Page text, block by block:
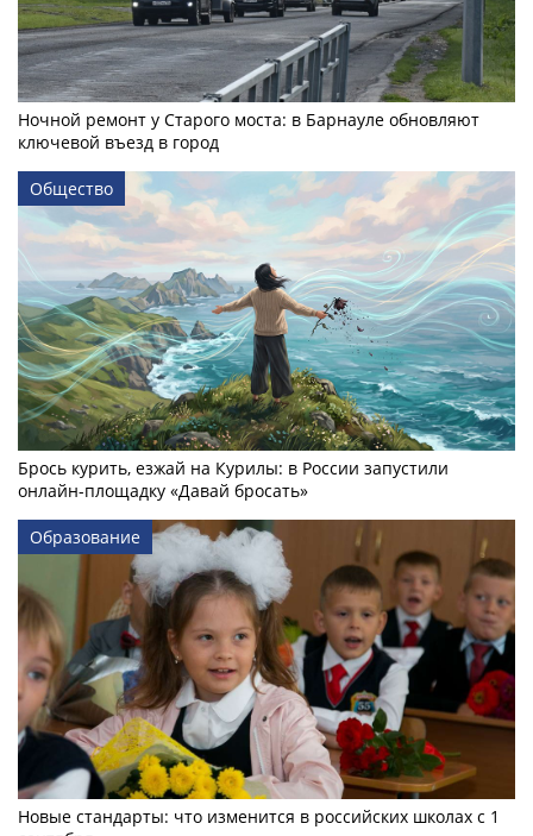
Ночной ремонт у Старого моста: в Барнауле обновляют
ключевой въезд в город
Общество
Брось курить, езжай на Курилы: в России запустили
онлайн-­площадку «Давай бросать»
Образование
Новые стандарты: что изменится в российских школах с 1